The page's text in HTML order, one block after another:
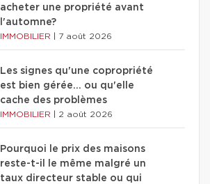
acheter une propriété avant
l'automne?
IMMOBILIER 7 août 2026
Les signes qu'une copropriété
est bien gérée… ou qu'elle
cache des problèmes
IMMOBILIER 2 août 2026
Pourquoi le prix des maisons
reste-t-il le même malgré un
taux directeur stable ou qui